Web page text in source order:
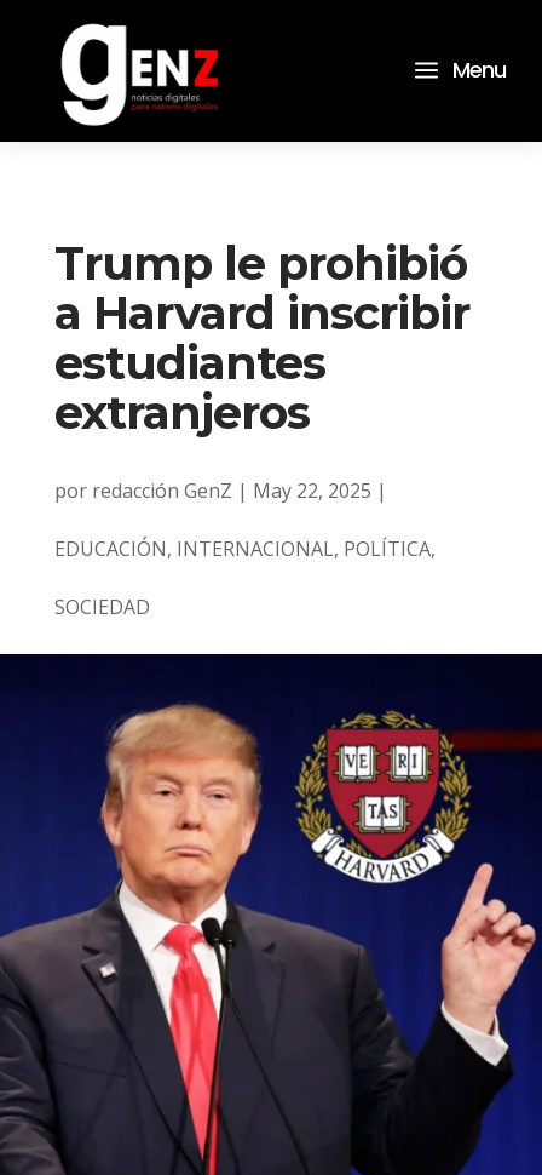
a Menu
Trump le prohibió
a Harvard inscribir
estudiantes
extranjeros
por redacción GenZ | May 22, 2025 |
EDUCACIÓN, INTERNACIONAL, POLÍTICA,
SOCIEDAD